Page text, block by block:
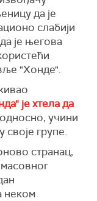
да је
слабији
је његова
"Хонде".
је хтела да
учини
своје групе.
странац,
неком